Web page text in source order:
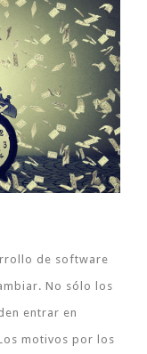
de software
No sólo los
entrar en
motivos por los